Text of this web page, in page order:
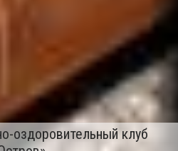
оздоровительный клуб